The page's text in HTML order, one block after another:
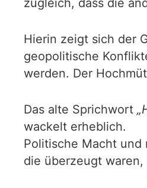
zugleich, dass die
Hierin zeigt sich der
geopolitische
werden. Der
Das alte Sprichwort
wackelt erheblich.
Politische Macht und
die überzeugt